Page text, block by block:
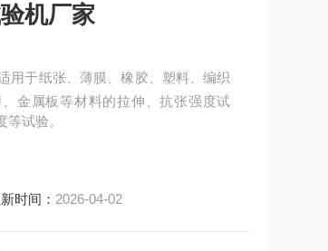
机厂家
用于纸张、薄膜、橡胶、塑料、编织
金属板等材料的拉伸、抗张强度试
试验。
时间： 2026-04-02